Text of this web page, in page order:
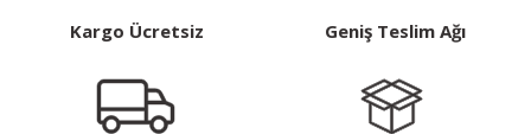
Kargo Ücretsiz Geniş Teslim Ağı